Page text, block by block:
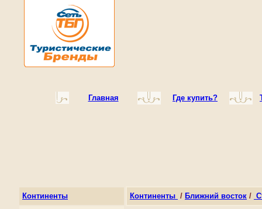
Главная Где купить?
Континенты Континенты / Ближний восток /